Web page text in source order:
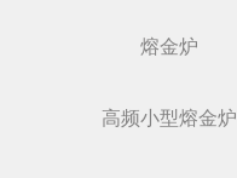
熔金炉
高频小型熔金炉